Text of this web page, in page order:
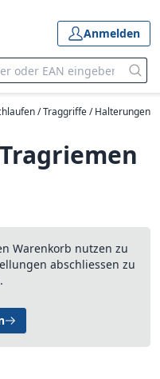
Anmelden
/ Traggriffe / Halterungen
Warenkorb nutzen zu
abschliessen zu